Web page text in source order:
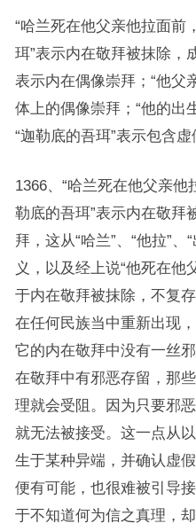
“哈兰死在他父亲他拉面前
珥”表示内在敬拜被抹除，
表示内在偶像崇拜；“他父
体上的偶像崇拜；“他的出
“迦勒底的吾珥”表示包含虚
1366、“哈兰死在他父亲
勒底的吾珥”表示内在敬拜
拜，这从“哈兰”、“他拉”、
义，以及经上说“他死在他
于内在敬拜被抹除，不复
在任何民族当中重新出现
它的内在敬拜中没有一丝
在敬拜中有邪恶存留，那
理就会受阻。因为只要邪
就无法被接受。这一点从
生于某种异端，并确认虚
便有可能，也很难被引导
于不知道何为信之真理，